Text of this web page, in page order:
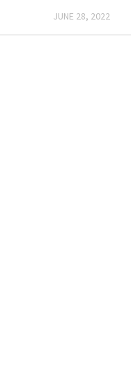
JUNE 28, 2022